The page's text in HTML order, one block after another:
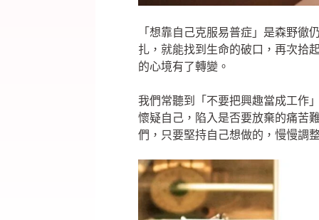
「想靠自己克服易普症」是森野
扎，就能找到生命的破口，再次拾
的心境有了轉變。
我們常聽到「不要把興趣當成工作
懷疑自己，陷入是否要放棄的痛苦
們，只要堅持自己想做的，慢慢調